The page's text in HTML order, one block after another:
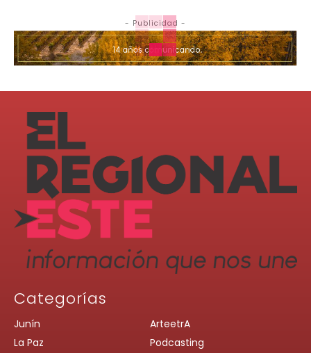
- Publicidad -
Categorías
Junín
La Paz
ArteetrA
Podcasting